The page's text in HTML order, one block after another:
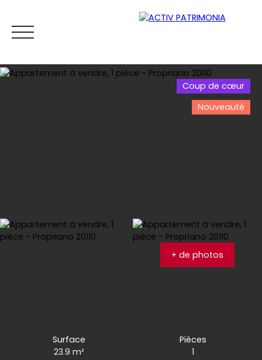
Coup de cœur
Nouveauté
+ de photos
Surface
23.9m²
Pièces
1